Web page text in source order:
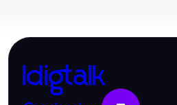
Idigtalk